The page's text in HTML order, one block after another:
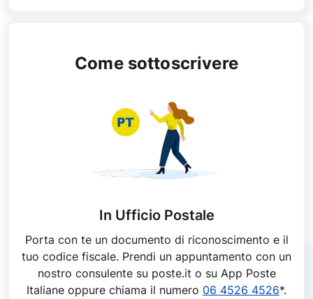
Come sottoscrivere
In Ufficio Postale
Porta con te un documento di riconoscimento e il
tuo codice fiscale. Prendi un appuntamento con un
nostro consulente su poste.it o su App Poste
Italiane oppure chiama il numero 06 4526 4526*.